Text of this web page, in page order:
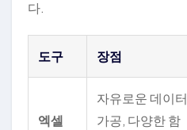
다.
도구 장점
엑셀
자유로운 데이터
가공, 다양한 함